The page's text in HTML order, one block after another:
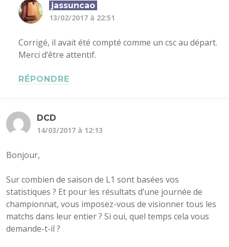
jassuncao
13/02/2017 à 22:51
Corrigé, il avait été compté comme un csc au départ.
Merci d’être attentif.
RÉPONDRE
DCD
14/03/2017 à 12:13
Bonjour,
Sur combien de saison de L1 sont basées vos
statistiques ? Et pour les résultats d’une journée de
championnat, vous imposez-vous de visionner tous les
matchs dans leur entier ? Si oui, quel temps cela vous
demande-t-il ?